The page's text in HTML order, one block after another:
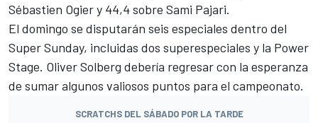
Sébastien Ogier y 44,4 sobre Sami Pajari.
El domingo se disputarán seis especiales dentro del
Super Sunday, incluidas dos superespeciales y la Power
Stage. Oliver Solberg debería regresar con la esperanza
de sumar algunos valiosos puntos para el campeonato.
SCRATCHS DEL SÁBADO POR LA TARDE